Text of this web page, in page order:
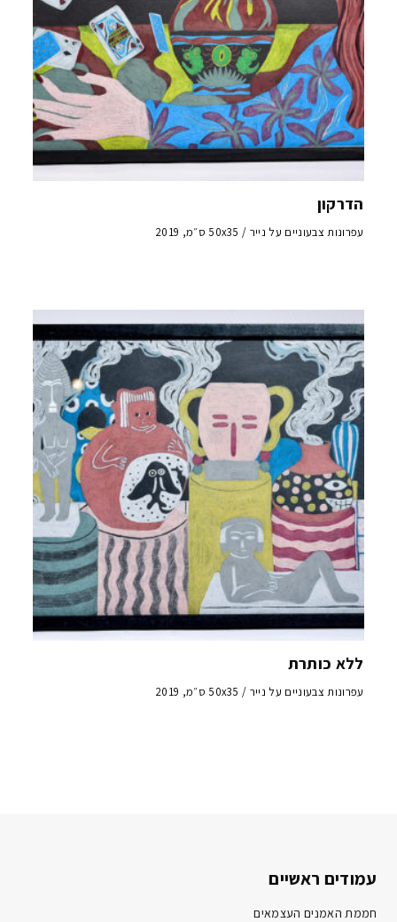
הדרקון
עפרונות צבעוניים על נייר / 50x35 ס״מ, 2019
ללא כותרת
עפרונות צבעוניים על נייר / 50x35 ס״מ, 2019
עמודים ראשיים
חממת האמנים העצמאים